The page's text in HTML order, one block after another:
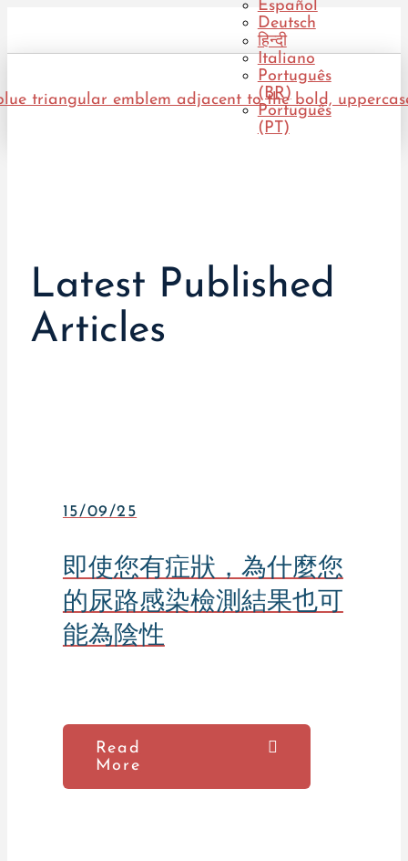
Español
Deutsch
हिन्दी
Italiano
Português
(BR)
Português
(PT)
Latest Published
Articles
15/09/25
即使您有症狀，為什麼您
的尿路感染檢測結果也可
能為陰性
Read
More